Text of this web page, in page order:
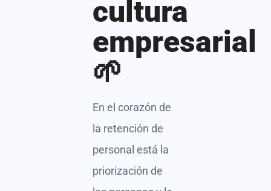
cultura
empresarial
🌱
En el corazón de
la retención de
personal está la
priorización de